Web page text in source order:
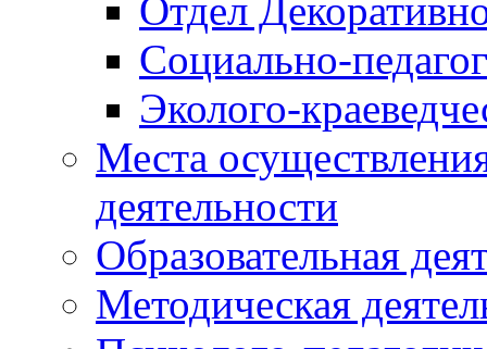
Отдел
Социально-
Эколого-
Места
деятельности
Образовательная
Методическая